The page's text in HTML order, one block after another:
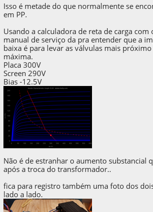
Isso é metade do que normalmente se
em PP.
Usando a calculadora de reta de carga com
manual de serviço da pra entender que a
baixa é para levar as válvulas mais
máxima.
Placa 300V
Screen 290V
Bias -12.5V
Não é de estranhar o aumento substancial
após a troca do transformador..
fica para registro também uma foto dos
lado a lado.